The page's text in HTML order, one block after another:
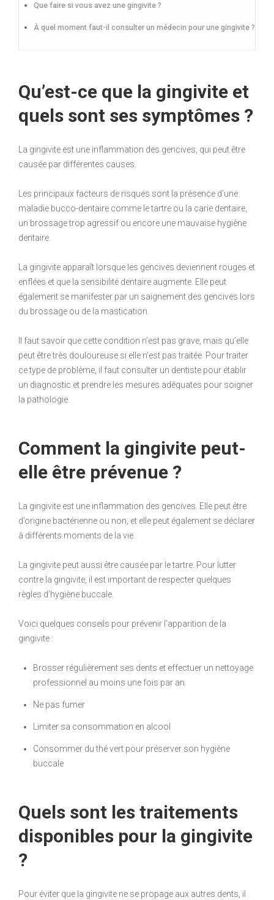
Que faire si vous avez une gingivite ?
À quel moment faut-il consulter un médecin pour une gingivite ?
Qu’est-ce que la gingivite et
quels sont ses symptômes ?
La gingivite est une inflammation des gencives, qui peut être
causée par différentes causes.
Les principaux facteurs de risques sont la présence d’une
maladie bucco-dentaire comme le tartre ou la carie dentaire,
un brossage trop agressif ou encore une mauvaise hygiène
dentaire.
La gingivite apparaît lorsque les gencives deviennent rouges et
enflées et que la sensibilité dentaire augmente. Elle peut
également se manifester par un saignement des gencives lors
du brossage ou de la mastication.
Il faut savoir que cette condition n’est pas grave, mais qu’elle
peut être très douloureuse si elle n’est pas traitée. Pour traiter
ce type de problème, il faut consulter un dentiste pour établir
un diagnostic et prendre les mesures adéquates pour soigner
la pathologie.
Comment la gingivite peut-
elle être prévenue ?
La gingivite est une inflammation des gencives. Elle peut être
d’origine bactérienne ou non, et elle peut également se déclarer
à différents moments de la vie.
La gingivite peut aussi être causée par le tartre. Pour lutter
contre la gingivite, il est important de respecter quelques
règles d’hygiène buccale.
Voici quelques conseils pour prévenir l’apparition de la
gingivite :
Brosser régulièrement ses dents et effectuer un nettoyage
professionnel au moins une fois par an.
Ne pas fumer
Limiter sa consommation en alcool
Consommer du thé vert pour préserver son hygiène
buccale
Quels sont les traitements
disponibles pour la gingivite
?
Pour éviter que la gingivite ne se propage aux autres dents, il